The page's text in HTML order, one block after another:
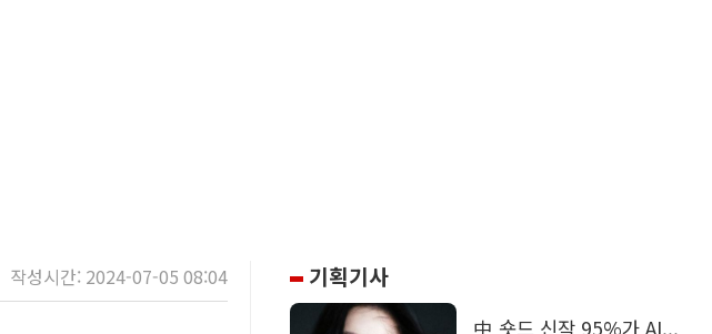
작성시간: 2024-07-05 08:04 기획기사
中 숏드 신작 95%가 AI...